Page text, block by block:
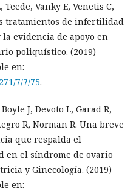
Teede, Vanky E, Venetis C,
tratamientos de infertilidad
evidencia de apoyo en
poliquístico. (2019)
en:
7/7/75.
J, Devoto L, Garad R,
R, Norman R. Una breve
que respalda el
el síndrome de ovario
y Ginecología. (2019)
en: